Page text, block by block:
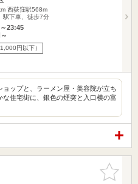
西荻窪駅568m
駅下車、徒歩7分
23:45
円以下）
ョップと、ラーメン屋・美容院が立ち
住宅街に、銀色の煙突と入口横の富
お気に入
りに追加